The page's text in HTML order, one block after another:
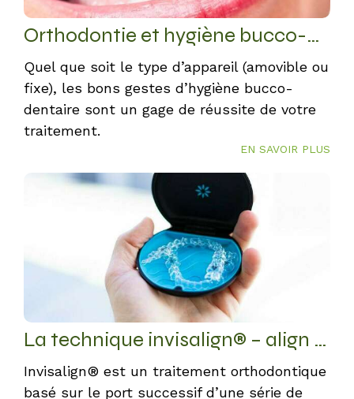
Orthodontie et hygiène bucco-dentaire
Quel que soit le type d’appareil (amovible ou
fixe), les bons gestes d’hygiène bucco-
dentaire sont un gage de réussite de votre
traitement.
EN SAVOIR PLUS
La technique invisalign® – align technology
Invisalign® est un traitement orthodontique
basé sur le port successif d’une série de